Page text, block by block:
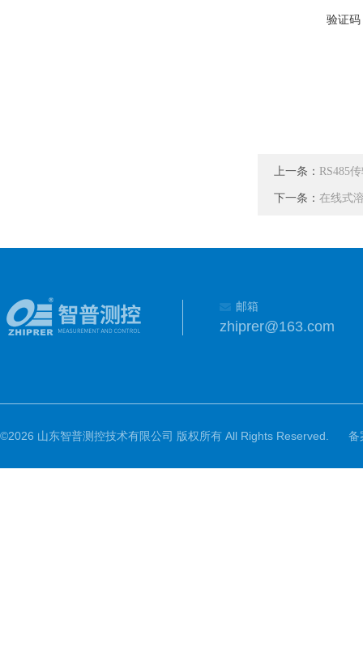
验证码
上一条： RS485
下一条： 在线式
邮箱
zhiprer@163.com
©2026 山东智普测控技术有限公司 版权所有 All Rights Reserved. 备